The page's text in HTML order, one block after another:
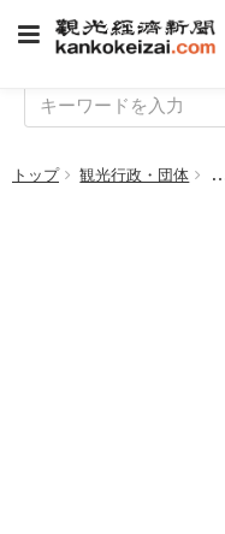
トップ 観光行政・団体